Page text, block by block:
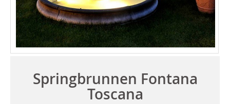
Springbrunnen Fontana
Toscana